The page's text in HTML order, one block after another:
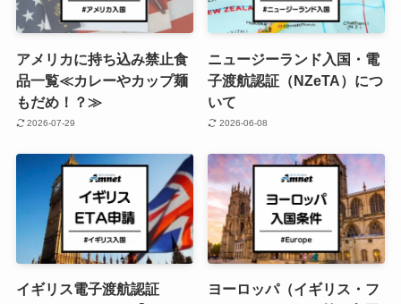
アメリカに持ち込み禁止食
品一覧≪カレーやカップ麺
もだめ！？≫
2026-07-29
ニュージーランド入国・電
子渡航認証（NZeTA）につ
いて
2026-06-08
イギリス電子渡航認証
ヨーロッパ（イギリス・フ